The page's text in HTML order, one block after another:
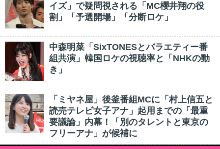
イズ」で疑問視される「MC櫻井翔の役
割」「予選開場」「分断ロケ」
中森明菜「SixTONESとバラエティー番
組共演」韓国ロケの視聴率と「NHKの動
き」
「ミヤネ屋」後釜番組MCに「村上信五と
読売テレビ女子アナ」起用までの「最重
要議論」内幕！「別のタレントと東京の
フリーアナ」が候補に